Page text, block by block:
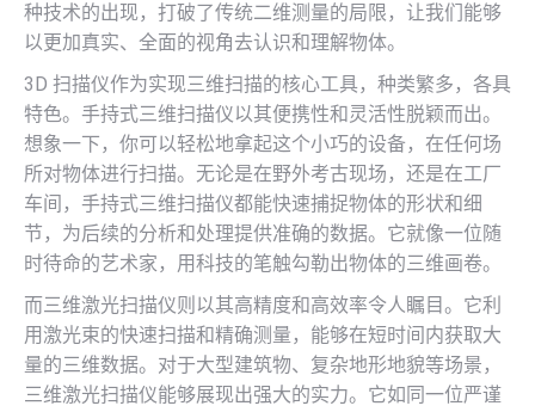
种技术的出现，打破了传统二维测量的局限，让我们能够
以更加真实、全面的视角去认识和理解物体。
3D 扫描仪作为实现三维扫描的核心工具，种类繁多，各具
特色。手持式三维扫描仪以其便携性和灵活性脱颖而出。
想象一下，你可以轻松地拿起这个小巧的设备，在任何场
所对物体进行扫描。无论是在野外考古现场，还是在工厂
车间，手持式三维扫描仪都能快速捕捉物体的形状和细
节，为后续的分析和处理提供准确的数据。它就像一位随
时待命的艺术家，用科技的笔触勾勒出物体的三维画卷。
而三维激光扫描仪则以其高精度和高效率令人瞩目。它利
用激光束的快速扫描和精确测量，能够在短时间内获取大
量的三维数据。对于大型建筑物、复杂地形地貌等场景，
三维激光扫描仪能够展现出强大的实力。它如同一位严谨